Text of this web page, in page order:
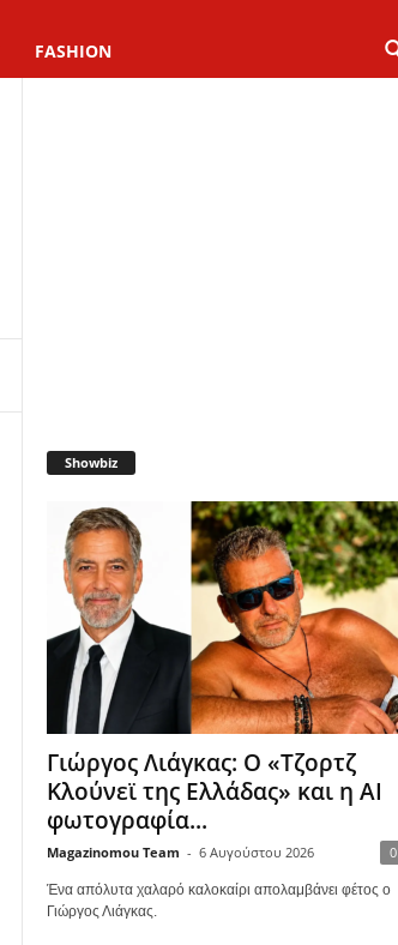
FASHION
Showbiz
Γιώργος Λιάγκας: Ο «Τζορτζ
Κλούνεϊ της Ελλάδας» και η AI
φωτογραφία...
Magazinomou Team - 6 Αυγούστου 2026 0
Ένα απόλυτα χαλαρό καλοκαίρι απολαμβάνει φέτος ο
Γιώργος Λιάγκας.